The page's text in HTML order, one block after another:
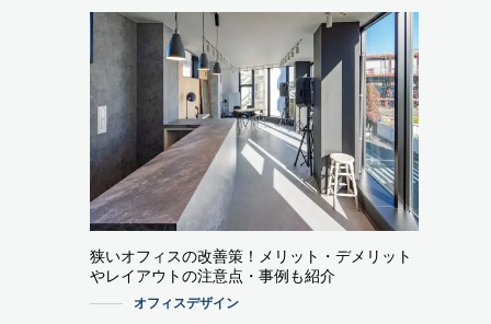
狭いオフィスの改善策！メリット・デメリット
やレイアウトの注意点・事例も紹介
オフィスデザイン